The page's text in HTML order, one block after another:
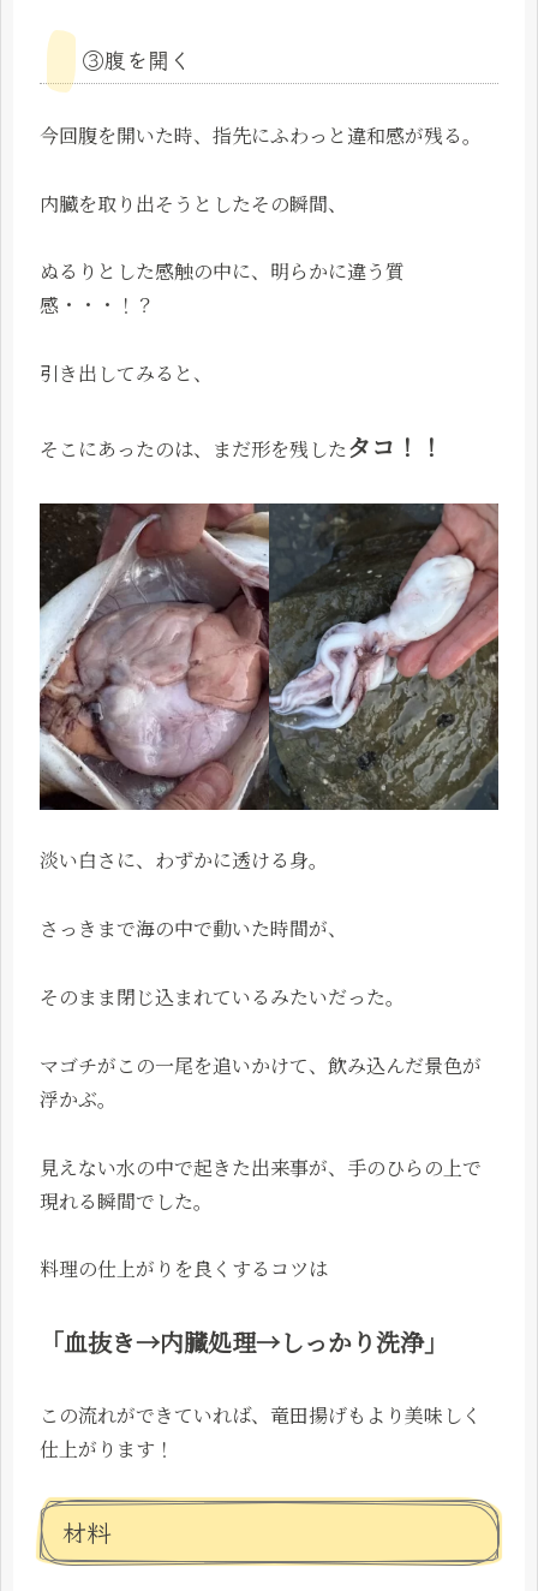
③腹を開く
今回腹を開いた時、指先にふわっと違和感が残る。
内臓を取り出そうとしたその瞬間、
ぬるりとした感触の中に、明らかに違う質
感・・・！？
引き出してみると、
そこにあったのは、まだ形を残したタコ！！
淡い白さに、わずかに透ける身。
さっきまで海の中で動いた時間が、
そのまま閉じ込まれているみたいだった。
マゴチがこの一尾を追いかけて、飲み込んだ景色が
浮かぶ。
見えない水の中で起きた出来事が、手のひらの上で
現れる瞬間でした。
料理の仕上がりを良くするコツは
「血抜き→内臓処理→しっかり洗浄」
この流れができていれば、竜田揚げもより美味しく
仕上がります！
材料